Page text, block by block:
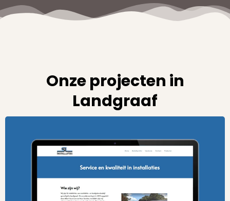
Onze projecten in
Landgraaf